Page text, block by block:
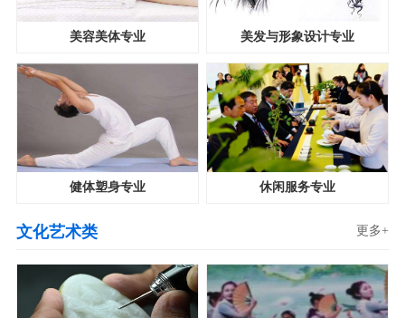
美容美体专业 美发与形象设计专业
健体塑身专业 休闲服务专业
更多+
文化艺术类